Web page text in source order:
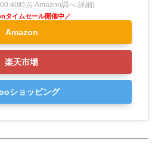
時点 Amazon調べ-詳細)
Amazon
楽天市場
ショッピング